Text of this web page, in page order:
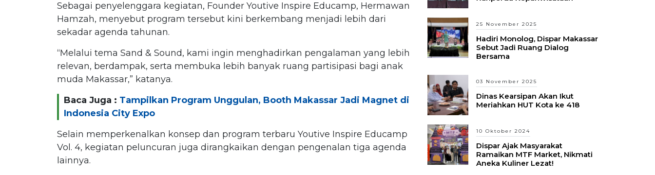
Sebagai penyelenggara kegiatan, Founder Youtive Inspire Educamp, Hermawan
Hamzah, menyebut program tersebut kini berkembang menjadi lebih dari
sekadar agenda tahunan.
“Melalui tema Sand & Sound, kami ingin menghadirkan pengalaman yang lebih
relevan, berdampak, serta membuka lebih banyak ruang partisipasi bagi anak
muda Makassar,” katanya.
Baca Juga : Tampilkan Program Unggulan, Booth Makassar Jadi Magnet di
Indonesia City Expo
Selain memperkenalkan konsep dan program terbaru Youtive Inspire Educamp
Vol. 4, kegiatan peluncuran juga dirangkaikan dengan pengenalan tiga agenda
lainnya.
25 November 2025
Hadiri Monolog, Dispar Makassar
Sebut Jadi Ruang Dialog
Bersama
03 November 2025
Dinas Kearsipan Akan Ikut
Meriahkan HUT Kota ke 418
10 Oktober 2024
Dispar Ajak Masyarakat
Ramaikan MTF Market, Nikmati
Aneka Kuliner Lezat!